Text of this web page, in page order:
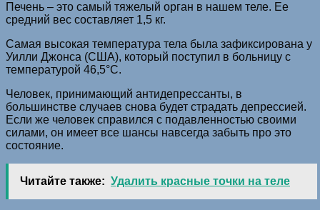
Печень – это самый тяжелый орган в нашем теле. Ее
средний вес составляет 1,5 кг.
Самая высокая температура тела была зафиксирована у
Уилли Джонса (США), который поступил в больницу с
температурой 46,5°C.
Человек, принимающий антидепрессанты, в
большинстве случаев снова будет страдать депрессией.
Если же человек справился с подавленностью своими
силами, он имеет все шансы навсегда забыть про это
состояние.
Читайте также: Удалить красные точки на теле